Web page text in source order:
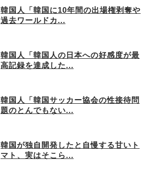
韓国人「韓国に10年間の出場権剥奪や
過去ワールドカ...
韓国人「韓国人の日本への好感度が最
高記録を達成した...
韓国人「韓国サッカー協会の性接待問
題のとんでもない...
韓国が独自開発したと自慢する甘いト
マト、実はそこら...